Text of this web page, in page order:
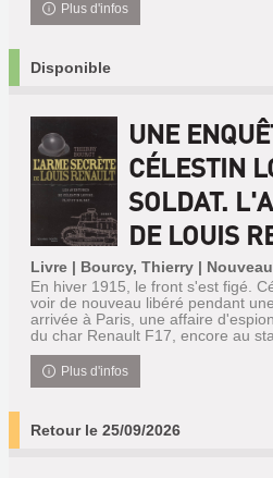
Plus d'infos
Disponible
UNE
CÉLESTIN
SOLDAT.
DE LOUIS
Livre | Bourcy, Thierry |
En hiver 1915, le front s'est figé.
voir de nouveau libéré pendant
arrivée à Paris, une affaire
du char Renault F17, encore au
Plus d'infos
Retour le 25/09/2026